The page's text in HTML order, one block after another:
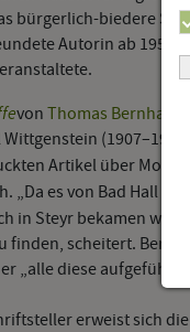
bürgerlich-biedere
Autorin ab 1958
von Thomas Bernhard
Artikel über Mozarts
es von Bad Hall
in Steyr bekamen wir die
finden, scheitert.
„alle diese
erweist sich